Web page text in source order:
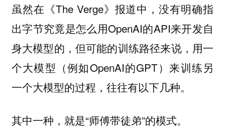
虽然在《The Verge》报道中，没有明确指
出字节究竟是怎么用OpenAI的API来开发自
身大模型的，但可能的训练路径来说，用一
个大模型（例如OpenAI的GPT）来训练另
一个大模型的过程，往往有以下几种。
其中一种，就是“师傅带徒弟”的模式。